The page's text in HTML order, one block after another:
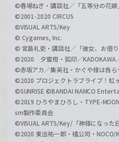
©春場ねぎ・講談社／「五等分の花嫁
©2001-2020 CIRCUS
©VISUAL ARTS/Key
© Cygames, Inc.
© 宮島礼吏・講談社／「彼女、お借
©2020 夕蜜柑・狐印／KADOKAWA
©赤坂アカ／集英社・かぐや様は告
©2020 プロジェクトラブライブ！虹
©SUNRISE ©BANDAI NAMCO
©2019 ひろやまひろし・TYPE-
sm製作委員会
©VISUAL ARTS/Key/「神様になった
©2020 東出祐一郎・橘公司・NOCO/